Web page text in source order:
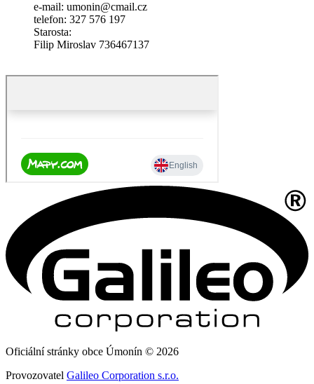
e-mail: umonin@cmail.cz
telefon: 327 576 197
Starosta:
Filip Miroslav 736467137
Oficiální stránky obce Úmonín © 2026
Provozovatel Galileo Corporation s.r.o.